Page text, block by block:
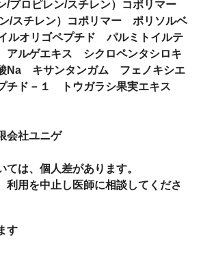
/プロピレン/スチレン）コポリマー
ン/スチレン）コポリマー ポリソルベ
ルオリゴペプチド パルミトイルテ
アルゲエキス シクロペンタシロキ
Na キサンタンガム フェノキシエ
チド－１ トウガラシ果実エキス
会社ユニゲ
は、個人差があります。
利用を中止し医師に相談してくださ
す